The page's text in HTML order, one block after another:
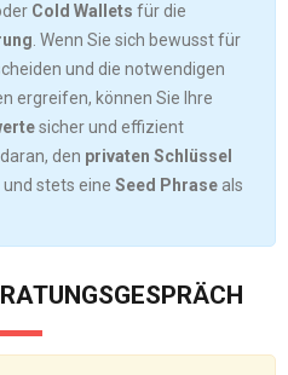
Cold Wallets für die
. Wenn Sie sich bewusst für
und die notwendigen
ergreifen, können Sie Ihre
sicher und effizient
den privaten Schlüssel
stets eine Seed Phrase als